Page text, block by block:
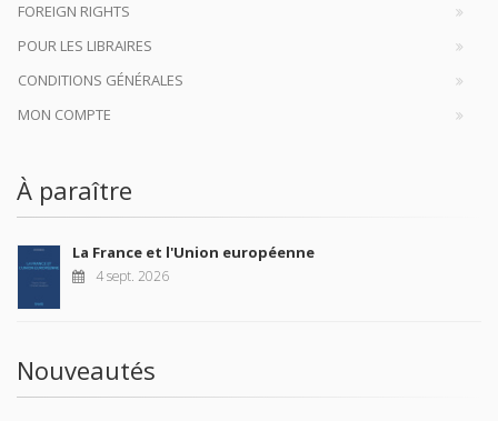
FOREIGN RIGHTS
POUR LES LIBRAIRES
CONDITIONS GÉNÉRALES
MON COMPTE
À paraître
La France et l'Union européenne
4 sept. 2026
Nouveautés